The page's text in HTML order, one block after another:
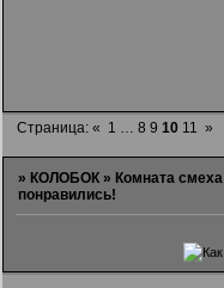
Страница:« 1 … 8 9 10 11 »
» КОЛОБОК » Комната смеха
понравились!